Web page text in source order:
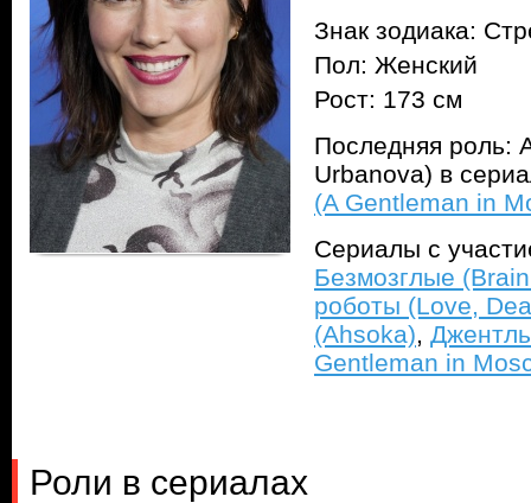
Знак зодиака:
Пол: Женский
Рост: 173 см
Последняя роль:
Urbanova) в
(A Gentleman in
Сериалы с
Безмозглые
роботы (Love,
(Ahsoka),
Gentleman in
Роли в сериалах